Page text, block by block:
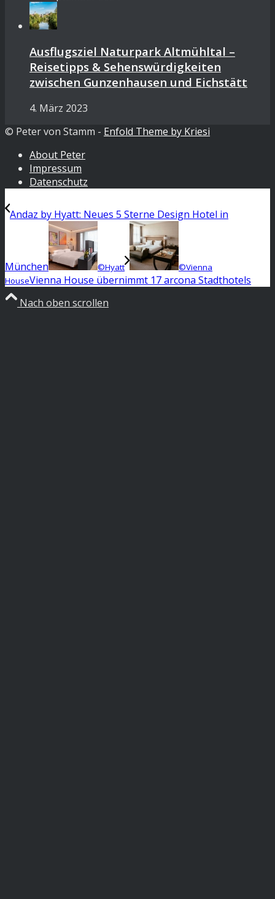
Ausflugsziel Naturpark Altmühltal –
Reisetipps & Sehenswürdigkeiten
zwischen Gunzenhausen und Eichstätt
4. März 2023
© Peter von Stamm - Enfold Theme by Kriesi
About Peter
Impressum
Datenschutz
Andaz by Hyatt: Neues 5 Sterne Design Hotel in
München ©Hyatt
©Vienna
HouseVienna House übernimmt 17 arcona Stadthotels
Nach oben scrollen